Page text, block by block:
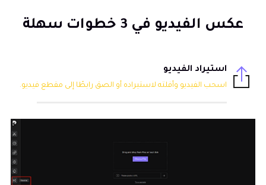
عكس الفيديو في 3 خطوات سهلة
استيراد الفيديو
اسحب الفيديو وأفلته لاستيراده أو الصق رابطًا إلى مقطع فيديو.